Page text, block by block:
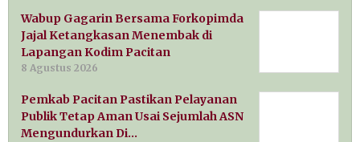
Wabup Gagarin Bersama Forkopimda
Jajal Ketangkasan Menembak di
Lapangan Kodim Pacitan
8 Agustus 2026
Pemkab Pacitan Pastikan Pelayanan
Publik Tetap Aman Usai Sejumlah ASN
Mengundurkan Di…